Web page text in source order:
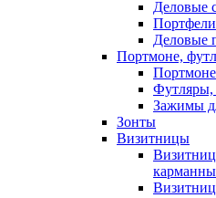
Деловые
Портфели
Деловые
Портмоне,
Портмоне
Футляры,
Зажимы
Зонты
Визитницы